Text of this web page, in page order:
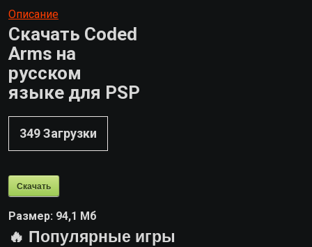
Описание
Скачать Coded
Arms на
русском
языке для PSP
349Загрузки
Скачать
Размер: 94,1 Мб
🔥 Популярные игры